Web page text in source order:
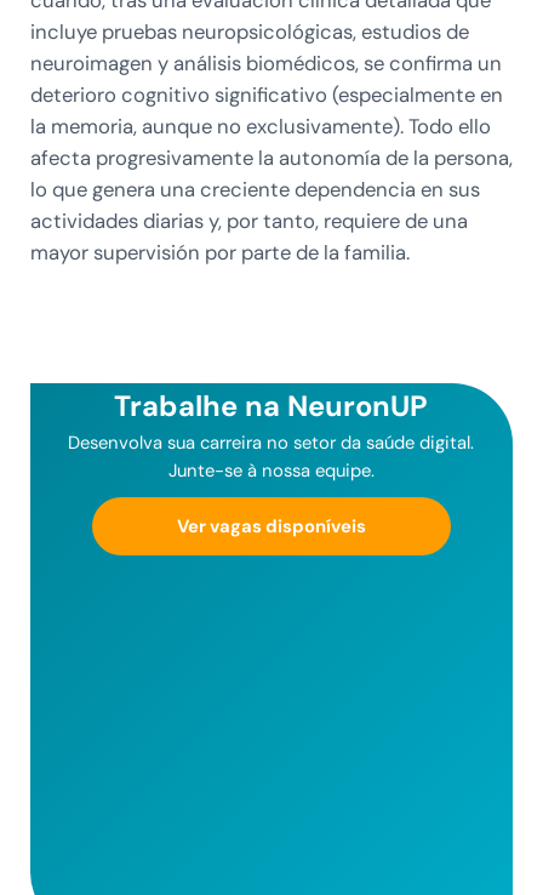
incluye pruebas neuropsicológicas, estudios de
neuroimagen y análisis biomédicos, se confirma un
deterioro cognitivo significativo (especialmente en
la memoria, aunque no exclusivamente). Todo ello
afecta progresivamente la autonomía de la persona,
lo que genera una creciente dependencia en sus
actividades diarias y, por tanto, requiere de una
mayor supervisión por parte de la familia.
Trabalhe na NeuronUP
Desenvolva sua carreira no setor da saúde digital.
Junte-se à nossa equipe.
Ver vagas disponíveis